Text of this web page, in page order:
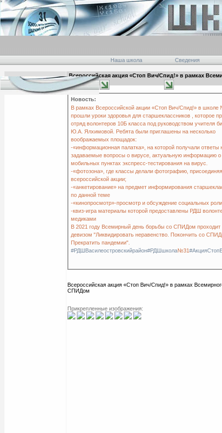
Наша школа Сведения
22:09 01.12.2021
Всероссийская акция «Стоп Вич/Спид!» в рамках
СПИДом
главная
Новость:
В рамках Всероссийской акции «Стоп Вич/Спид!» в школе
прошли уроки здоровья для старшеклассников , которое
отряд волонтеров 10Б класса под руководством учителя
Ю.А. Ялхимовой. Ребята были приглашены на несколько
воображаемых площадок:
-«информационная палатка», на которой получали ответы
задаваемые вопросы о вирусе, актуальную информацию о
мобильных пунктах экспресс-тестирования на вирус.
-«фотозона», где классы делали фотографию,
всероссийской акции;
-«анкетирование» на предмет информирования
по данной теме
-«кинопросмотр»-просмотр и обсуждение социальных
-квиз-игра материалы которой предоставлены РДШ
медиками
В 2021 году Всемирный день борьбы со СПИДом проходит
девизом "Ликвидировать неравенство. Покончить со
Прекратить пандемии".
#РДШВасилеостровскийрайон#РДШшкола№31
Всероссийская акция «Стоп Вич/Спид!» в рамках
СПИДом
Прикрепленные изображения: